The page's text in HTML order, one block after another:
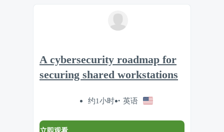
A cybersecurity roadmap for
securing shared workstations
约1小时 英语